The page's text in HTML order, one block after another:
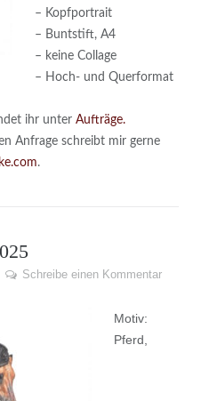
– Kopfportrait
– Buntstift, A4
– keine Collage
– Hoch- und Querformat
ihr unter Aufträge.
Anfrage schreibt mir gerne
.
Schreibe einen Kommentar
Motiv:
Pferd,